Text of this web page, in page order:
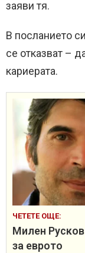
заяви тя.
В посланието
се отказват –
кариерата.
ЧЕТЕТЕ ОЩЕ:
Милен
за еврото